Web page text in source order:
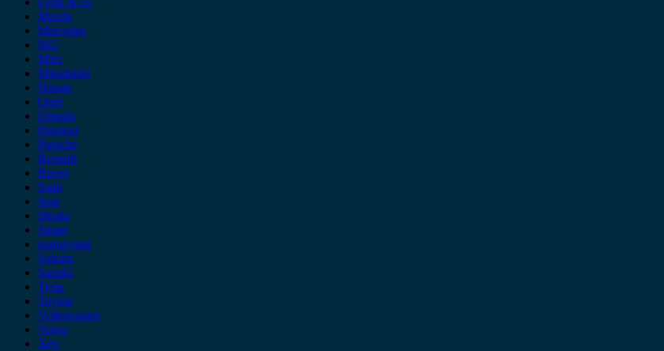
Mazda
Mercedes
MG
Mini
Mitsubishi
Nissan
Opel
Omoda
Peugeot
Porsche
Renault
Rover
Saab
Seat
Skoda
Smart
ssangyong
Subaru
Suzuki
Tesla
Toyota
Volkswagen
Volvo
Xev